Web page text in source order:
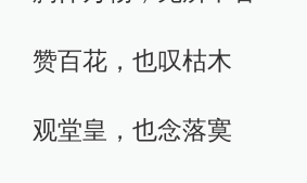
赞百花，也叹枯木
观堂皇，也念落寞